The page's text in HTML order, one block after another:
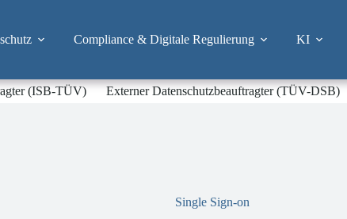
Compliance & Digitale Regulierung KI
(ISB-TÜV) Externer Datenschutzbeauftragter (TÜV-DSB)
Single Sign-on